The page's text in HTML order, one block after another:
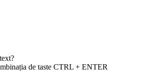
de taste CTRL + ENTER